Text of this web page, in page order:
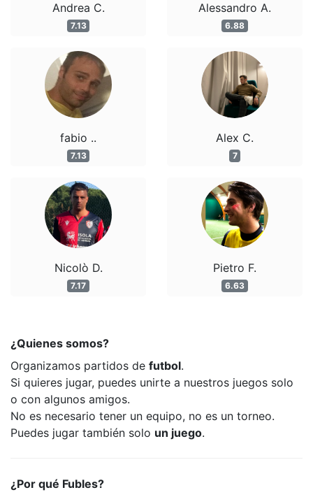
Andrea C.
7.13
fabio ..
7.13
Nicolò D.
7.17
Alessandro A.
6.88
Alex C.
7
Pietro F.
6.63
¿Quienes somos?
Organizamos partidos de futbol.
Si quieres jugar, puedes unirte a nuestros juegos solo
o con algunos amigos.
No es necesario tener un equipo, no es un torneo.
Puedes jugar también solo un juego.
¿Por qué Fubles?